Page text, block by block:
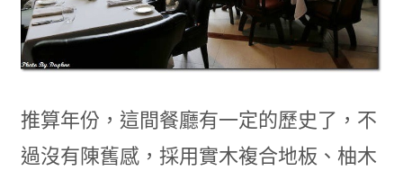
推算年份，這間餐廳有一定的歷史了，不
過沒有陳舊感，採用實木複合地板、 柚木